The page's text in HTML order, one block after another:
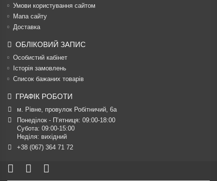
Умови користування сайтом
Мапа сайту
Доставка
ОБЛІКОВИЙ ЗАПИС
Особистий кабінет
Історія замовлень
Список бажаних товарів
ГРАФІК РОБОТИ
м. Рівне, провулок Робітничий, 6а
Понеділок - П’ятниця: 09:00-18:00
Субота: 09:00-15:00
Неділя: вихідний
+38 (067) 364 71 72